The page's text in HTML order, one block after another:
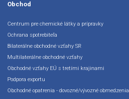
Obchod
Centrum pre chemické látky a prípravky
Ochrana spotrebiteľa
Bilaterálne obchodné vzťahy SR
Multilaterálne obchodné vzťahy
Obchodné vzťahy EÚ s tretími krajinami
Podpora exportu
Obchodné opatrenia - dovozné/vývozné obmedzenia